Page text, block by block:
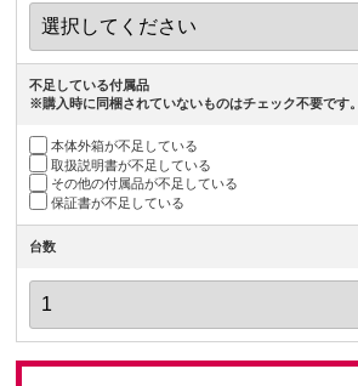
不足している付属品
※購入時に同梱されていないものはチェック不要です。
本体外箱が不足している
取扱説明書が不足している
その他の付属品が不足している
保証書が不足している
台数